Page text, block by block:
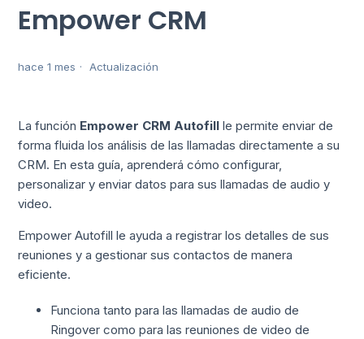
Empower CRM
hace 1 mes Actualización
La función Empower CRM Autofill le permite enviar de
forma fluida los análisis de las llamadas directamente a su
CRM. En esta guía, aprenderá cómo configurar,
personalizar y enviar datos para sus llamadas de audio y
video.
Empower Autofill le ayuda a registrar los detalles de sus
reuniones y a gestionar sus contactos de manera
eficiente.
Funciona tanto para las llamadas de audio de
Ringover como para las reuniones de video de